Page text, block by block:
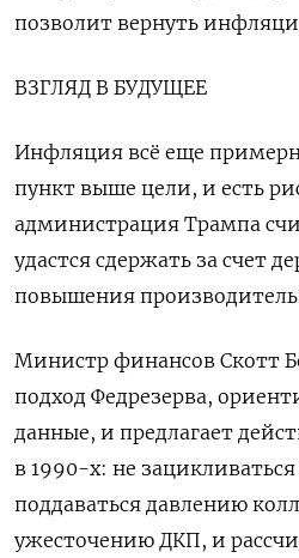
позволит вернуть
ВЗГЛЯД В БУДУЩЕЕ
Инфляция всё еще
пункт выше цели, и есть
администрация Трампа
удастся сдержать за счет
повышения
Министр финансов Скотт
подход Федрезерва,
данные, и предлагает
в 1990-х: не
поддаваться давлению
ужесточению ДКП, и